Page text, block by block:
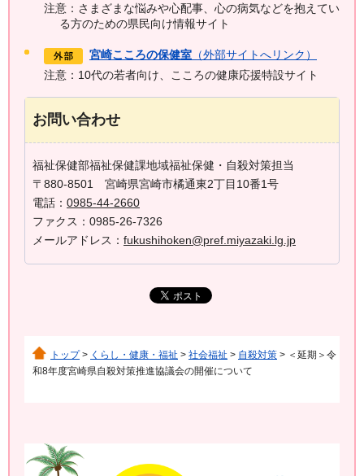
注意：さまざまな悩みや心配事、心の病気などを抱えてい
る方のための県民向け情報サイト
宮崎こころの保健室 （外部サイトへリンク）
注意：10代の若者向け、こころの健康応援特設サイト
お問い合わせ
福祉保健部福祉保健課地域福祉保健・自殺対策担当
〒880-8501 宮崎県宮崎市橘通東2丁目10番1号
電話： 0985-44-2660
ファクス：0985-26-7326
メールアドレス： fukushihoken@pref.miyazaki.lg.jp
トップ> くらし・健康・福祉 > 社会福祉 > 自殺対策 > ＜延期＞令
和8年度宮崎県自殺対策推進協議会の開催について